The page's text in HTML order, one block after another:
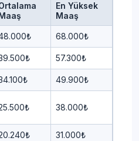
En Yüksek
Maaş
68.000₺
57.300₺
49.900₺
38.000₺
31.000₺